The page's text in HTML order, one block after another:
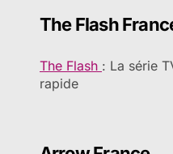
The Flash
The Flash : La série
rapide